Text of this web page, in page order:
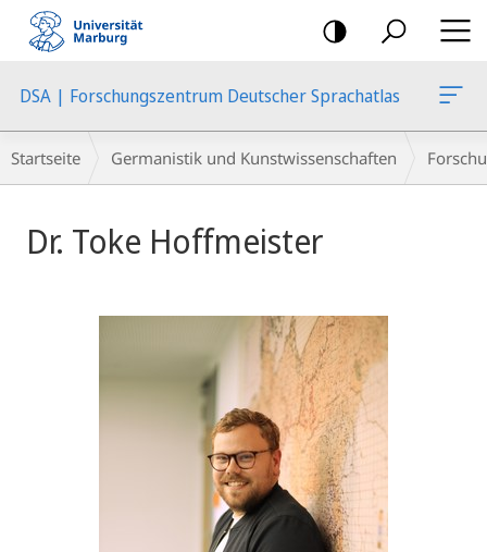
Mobile-
Navigation
DSA | Forschungszentrum Deutscher Sprachatlas
Breadcrumb-
Navigation
Startseite Germanistik und Kunstwissenschaften
Dr. Toke Hoffmeister